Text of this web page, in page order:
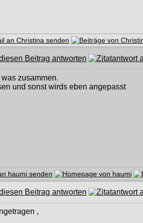
zusammen.
und sonst wirds eben angepasst
,